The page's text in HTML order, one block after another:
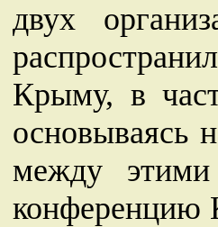
двух
Крыму, в
основываясь
между
конференцию